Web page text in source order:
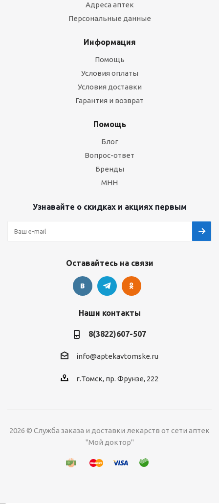
Адреса аптек
Персональные данные
Информация
Помощь
Условия оплаты
Условия доставки
Гарантия и возврат
Помощь
Блог
Вопрос-ответ
Бренды
МНН
Узнавайте о скидках и акциях первым
Оставайтесь на связи
Наши контакты
8(3822)607-507
info@aptekavtomske.ru
г.Томск, пр. Фрунзе, 222
2026 © Служба заказа и доставки лекарств от сети аптек
"Мой доктор"
Подписаться
соглашаетесь с
Политикой
конфиденциальности